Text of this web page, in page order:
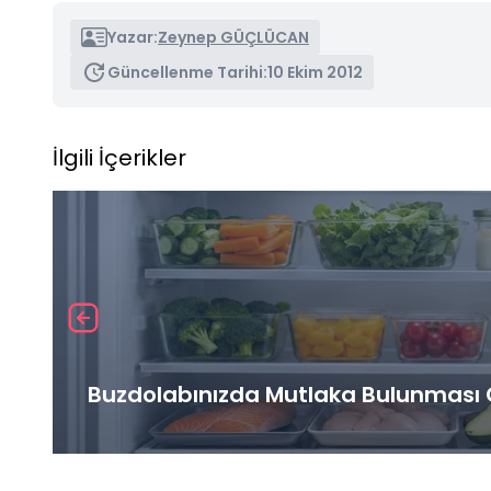
Yazar:Zeynep GÜÇLÜCAN
Güncellenme Tarihi:10 Ekim 2012
İlgili İçerikler
Buzdolabınızda Mutlaka Bulunması